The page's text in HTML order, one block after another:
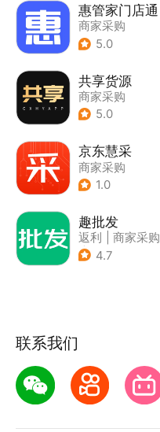
惠管家门店通
商家采购
5.0
共享货源
商家采购
5.0
京东慧采
商家采购
1.0
趣批发
返利
商家采购
| 农产品商城
4.7
联系我们